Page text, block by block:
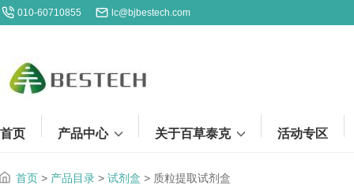
010-60710855 lc@bjbestech.com
首页 产品中心 关于百草泰克 活动专区
首页 > 产品目录 > 试剂盒 > 质粒提取试剂盒